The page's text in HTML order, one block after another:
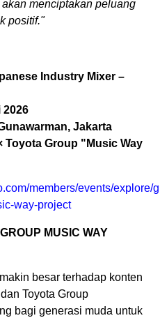
menciptakan peluang
positif."
Industry Mixer –
2026
Jakarta
Toyota Group "Music Way
members/events/explore/
way-project
MUSIC WAY
besar terhadap konten
Toyota Group
bagi generasi muda untuk